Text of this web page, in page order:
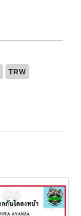
TRW